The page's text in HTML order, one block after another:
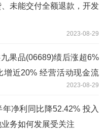
未能交付全额退款，开发
2023-08-29
果品(06689)绩后涨超6%
增近20% 经营活动现金流
2023-08-29
净利同比降52.42% 投入
务如何发展受关注